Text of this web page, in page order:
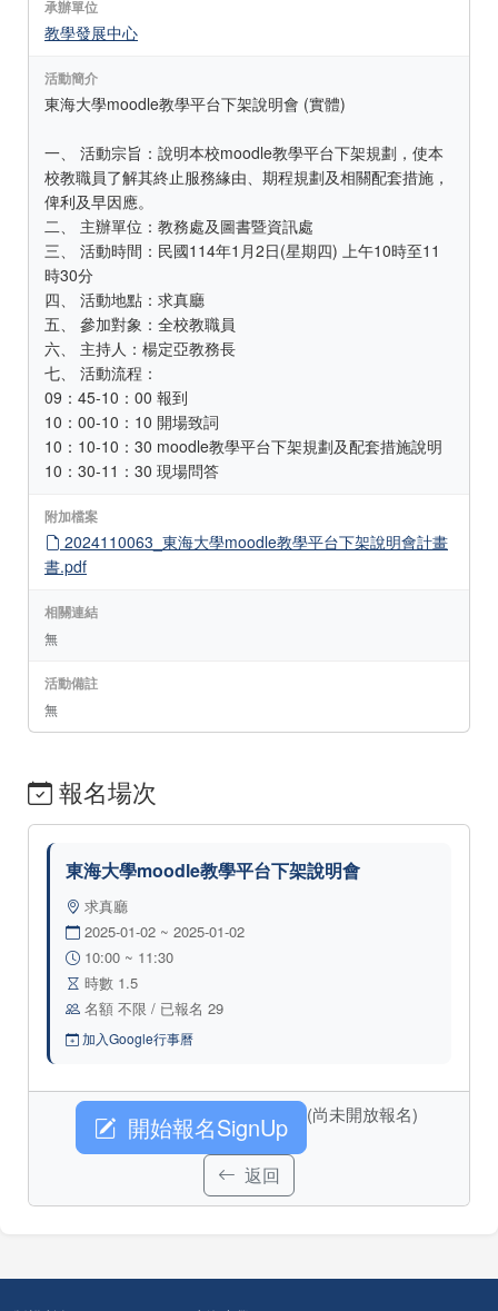
承辦單位
教學發展中心
活動簡介
東海大學moodle教學平台下架說明會 (實體)
一、 活動宗旨：說明本校moodle教學平台下架規劃，使本
校教職員了解其終止服務緣由、期程規劃及相關配套措施，
俾利及早因應。
二、 主辦單位：教務處及圖書暨資訊處
三、 活動時間：民國114年1月2日(星期四) 上午10時至11
時30分
四、 活動地點：求真廳
五、 參加對象：全校教職員
六、 主持人：楊定亞教務長
七、 活動流程：
09：45-10：00 報到
10：00-10：10 開場致詞
10：10-10：30 moodle教學平台下架規劃及配套措施說明
10：30-11：30 現場問答
附加檔案
2024110063_東海大學moodle教學平台下架說明會計畫
書.pdf
相關連結
無
活動備註
無
報名場次
東海大學moodle教學平台下架說明會
求真廳
2025-01-02 ~ 2025-01-02
10:00 ~ 11:30
時數 1.5
名額 不限 / 已報名 29
加入Google行事曆
開始報名SignUp (尚未開放報名)
返回